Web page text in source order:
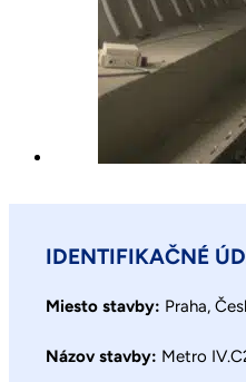
IDENTIFIKAČNÉ
Miesto stavby: Praha,
Názov stavby: Metro